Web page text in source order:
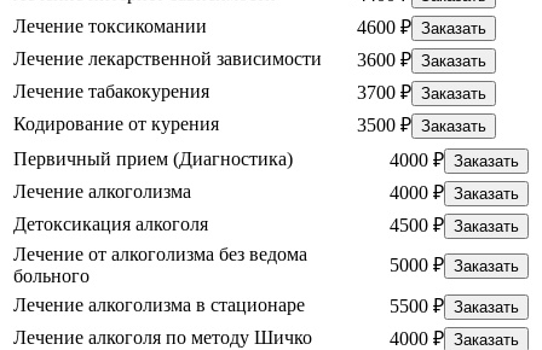
Лечение токсикомании 4600 ₽ Заказать
Лечение лекарственной зависимости 3600 ₽ Заказать
Лечение табакокурения 3700 ₽ Заказать
Кодирование от курения 3500 ₽ Заказать
Первичный прием (Диагностика) 4000 ₽ Заказать
Лечение алкоголизма 4000 ₽ Заказать
Детоксикация алкоголя 4500 ₽ Заказать
Лечение от алкоголизма без ведома
больного
5000 ₽ Заказать
Лечение алкоголизма в стационаре 5500 ₽ Заказать
Лечение алкоголя по методу Шичко 4000 ₽ Заказать